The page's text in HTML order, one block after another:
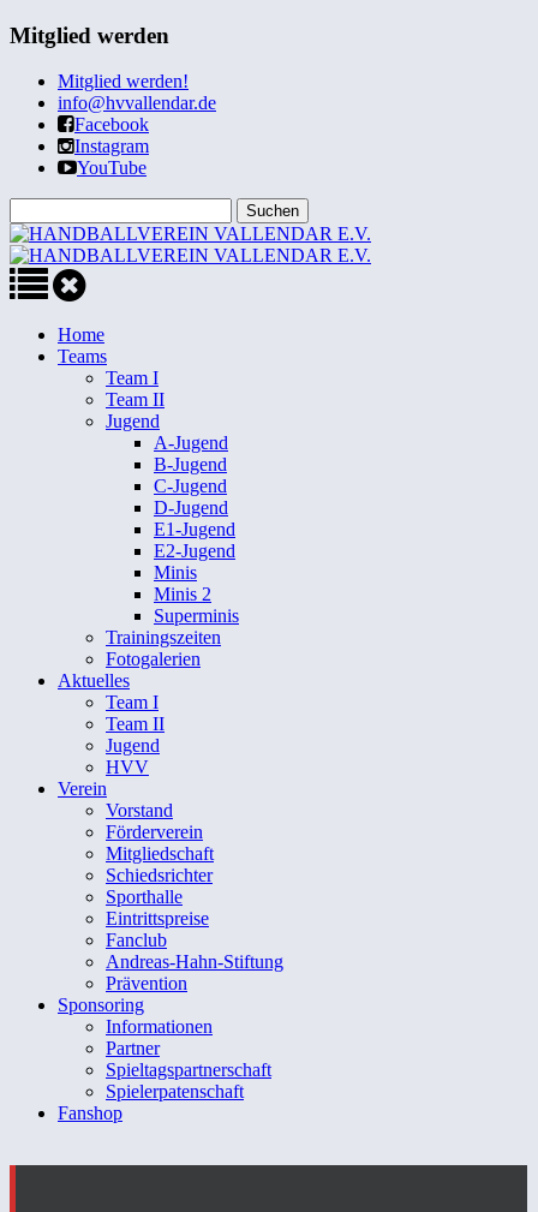
Mitglied werden
Mitglied werden!
info@hvvallendar.de
Facebook
Instagram
YouTube
Home
Teams
Team I
Team II
Jugend
A-Jugend
B-Jugend
C-Jugend
D-Jugend
E1-Jugend
E2-Jugend
Minis
Minis 2
Superminis
Trainingszeiten
Fotogalerien
Aktuelles
Team I
Team II
Jugend
HVV
Verein
Vorstand
Förderverein
Mitgliedschaft
Schiedsrichter
Sporthalle
Eintrittspreise
Fanclub
Andreas-Hahn-Stiftung
Prävention
Sponsoring
Informationen
Partner
Spieltagspartnerschaft
Spielerpatenschaft
Fanshop